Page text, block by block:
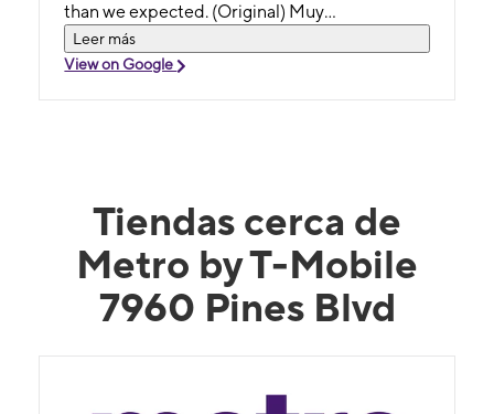
than we expected. (Original) Muy
recomendable, la dependienta llamada Rupa,
fue muy agradable, nos ayudo a comprar un
Leer más
View on Google
Tiendas cerca de
Metro by T-Mobile
7960 Pines Blvd